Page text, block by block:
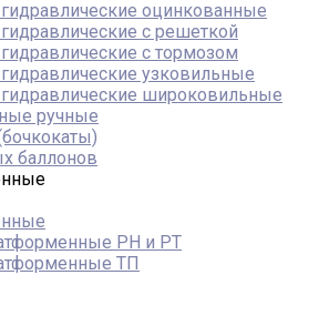
оцинкованные
с решеткой
с тормозом
узковильные
широковильные
ручные
баллонов
PH и PT
ТП